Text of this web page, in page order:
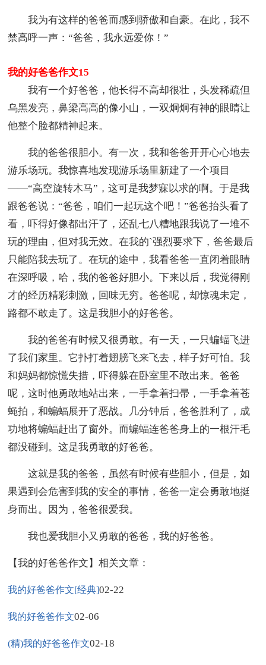
我为有这样的爸爸而感到骄傲和自豪。在此，我不
禁高呼一声：“爸爸，我永远爱你！”
我的好爸爸作文15
我有一个好爸爸，他长得不高却很壮，头发稀疏但
乌黑发亮，鼻梁高高的像小山，一双炯炯有神的眼睛让
他整个脸都精神起来。
我的爸爸很胆小。有一次，我和爸爸开开心心地去
游乐场玩。我惊喜地发现游乐场里新建了一个项目
——“高空旋转木马”，这可是我梦寐以求的啊。于是我
跟爸爸说：“爸爸，咱们一起玩这个吧！”爸爸抬头看了
看，吓得好像都出汗了，还乱七八糟地跟我说了一堆不
玩的理由，但对我无效。在我的`强烈要求下，爸爸最后
只能陪我去玩了。在玩的途中，我看爸爸一直闭着眼睛
在深呼吸，哈，我的爸爸好胆小。下来以后，我觉得刚
才的经历精彩刺激，回味无穷。爸爸呢，却惊魂未定，
路都不敢走了。这是我胆小的好爸爸。
我的爸爸有时候又很勇敢。有一天，一只蝙蝠飞进
了我们家里。它扑打着翅膀飞来飞去，样子好可怕。我
和妈妈都惊慌失措，吓得躲在卧室里不敢出来。爸爸
呢，这时他勇敢地站出来，一手拿着扫帚，一手拿着苍
蝇拍，和蝙蝠展开了恶战。几分钟后，爸爸胜利了，成
功地将蝙蝠赶出了窗外。而蝙蝠连爸爸身上的一根汗毛
都没碰到。这是我勇敢的好爸爸。
这就是我的爸爸，虽然有时候有些胆小，但是，如
果遇到会危害到我的安全的事情，爸爸一定会勇敢地挺
身而出。因为，爸爸很爱我。
我也爱我胆小又勇敢的爸爸，我的好爸爸。
【我的好爸爸作文】相关文章：
我的好爸爸作文[经典]02-22
我的好爸爸作文02-06
(精)我的好爸爸作文02-18